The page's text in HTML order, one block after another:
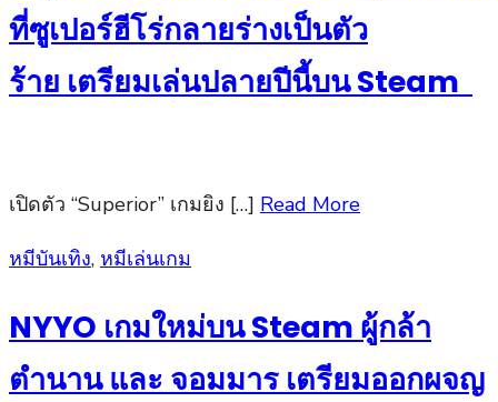
ที่ซูเปอร์ฮีโร่กลายร่างเป็นตัว
ร้าย เตรียมเล่นปลายปีนี้บน Steam
เปิดตัว “Superior” เกมยิง […] Read More
Posted
หมีบันเทิง, หมีเล่นเกม
NYYO เกมใหม่บน Steam ผู้กล้า
ตำนาน และ จอมมาร เตรียมออกผจญ